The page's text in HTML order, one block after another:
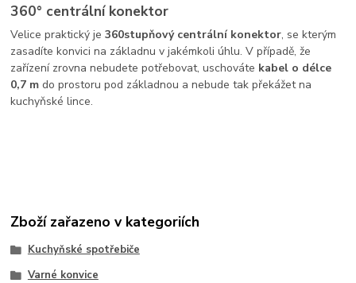
360° centrální konektor
Velice praktický je360stupňový centrální konektor, se kterým
zasadíte konvici na základnu v jakémkoli úhlu. V případě, že
zařízení zrovna nebudete potřebovat, uschováte kabel o délce
0,7 m do prostoru pod základnou a nebude tak překážet na
kuchyňské lince.
Zboží zařazeno v kategoriích
Kuchyňské spotřebiče
Varné konvice